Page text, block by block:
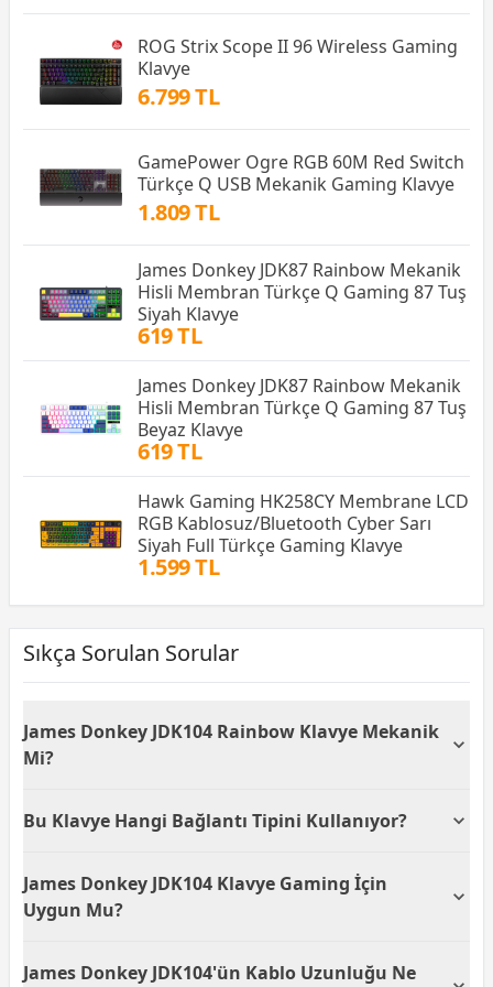
ROG Strix Scope II 96 Wireless Gaming
Klavye
6.799 TL
GamePower Ogre RGB 60M Red Switch
Türkçe Q USB Mekanik Gaming Klavye
1.809 TL
James Donkey JDK87 Rainbow Mekanik
Hisli Membran Türkçe Q Gaming 87 Tuş
Siyah Klavye
619 TL
James Donkey JDK87 Rainbow Mekanik
Hisli Membran Türkçe Q Gaming 87 Tuş
Beyaz Klavye
619 TL
Hawk Gaming HK258CY Membrane LCD
RGB Kablosuz/Bluetooth Cyber Sarı
Siyah Full Türkçe Gaming Klavye
1.599 TL
Sıkça Sorulan Sorular
James Donkey JDK104 Rainbow Klavye Mekanik
Mi?
membran klavyedir. Mekanik olmayan yapısıyla daha
Bu Klavye Hangi Bağlantı Tipini Kullanıyor?
arabirimi kullanarak cihazınıza kablolu olarak
bağlanır. Bu, anında tepki süreleri sağlayarak oyun
sırasında kesintisiz bir deneyim sunar.
James Donkey JDK104 Klavye Gaming İçin
Uygun Mu?
odaklı bir klavyedir. 105 tuş ve özel gaming tasarımı
James Donkey JDK104'ün Kablo Uzunluğu Ne